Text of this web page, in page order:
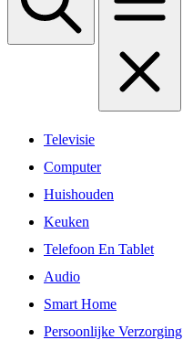
Televisie
Computer
Huishouden
Keuken
Telefoon En Tablet
Audio
Smart Home
Persoonlijke Verzorging